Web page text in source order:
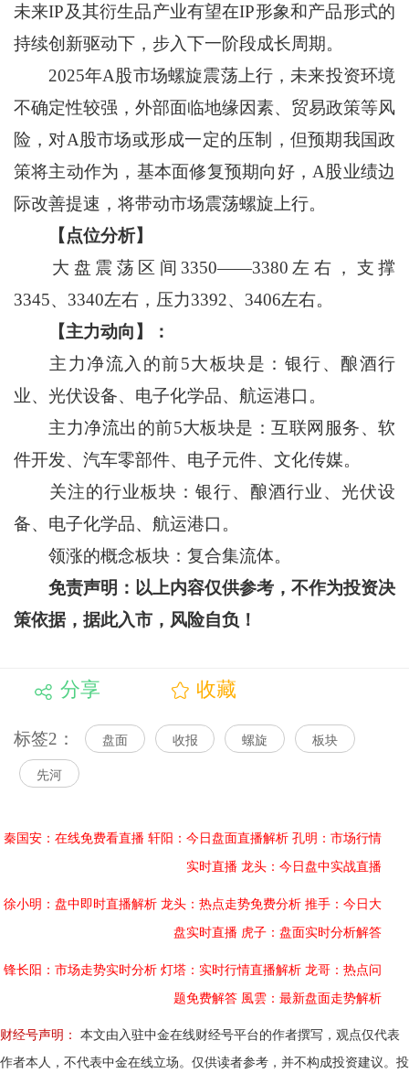
未来IP及其衍生品产业有望在IP形象和产品形式的
持续创新驱动下，步入下一阶段成长周期。
2025年A股市场螺旋震荡上行，未来投资环境
不确定性较强，外部面临地缘因素、贸易政策等风
险，对A股市场或形成一定的压制，但预期我国政
策将主动作为，基本面修复预期向好，A股业绩边
际改善提速，将带动市场震荡螺旋上行。
【点位分析】
大盘震荡区间3350——3380左右，支撑
3345、3340左右，压力3392、3406左右。
【主力动向】：
主力净流入的前5大板块是：银行、酿酒行
业、光伏设备、电子化学品、航运港口。
主力净流出的前5大板块是：互联网服务、软
件开发、汽车零部件、电子元件、文化传媒。
关注的行业板块：银行、酿酒行业、光伏设
备、电子化学品、航运港口。
领涨的概念板块：复合集流体。
免责声明：以上内容仅供参考，不作为投资决
策依据，据此入市，风险自负！
分享 收藏
标签2： 盘面 收报 螺旋 板块
先河
秦国安：在线免费看直播 轩阳：今日盘面直播解析 孔明：市场行情
实时直播 龙头：今日盘中实战直播
徐小明：盘中即时直播解析 龙头：热点走势免费分析 推手：今日大
盘实时直播 虎子：盘面实时分析解答
锋长阳：市场走势实时分析 灯塔：实时行情直播解析 龙哥：热点问
题免费解答 風雲：最新盘面走势解析
财经号声明：
本文由入驻中金在线财经号平台的作者撰写，观点仅代表
作者本人，不代表中金在线立场。仅供读者参考，并不构成投资建议。投